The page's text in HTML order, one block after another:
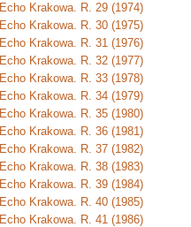
Echo Krakowa. R. 29 (1974)
Echo Krakowa. R. 30 (1975)
Echo Krakowa. R. 31 (1976)
Echo Krakowa. R. 32 (1977)
Echo Krakowa. R. 33 (1978)
Echo Krakowa. R. 34 (1979)
Echo Krakowa. R. 35 (1980)
Echo Krakowa. R. 36 (1981)
Echo Krakowa. R. 37 (1982)
Echo Krakowa. R. 38 (1983)
Echo Krakowa. R. 39 (1984)
Echo Krakowa. R. 40 (1985)
Echo Krakowa. R. 41 (1986)